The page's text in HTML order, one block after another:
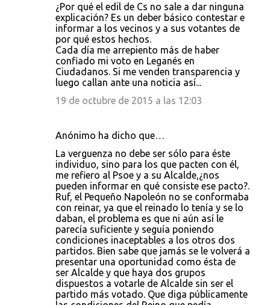
¿Por qué el edil de Cs no sale a dar ninguna
explicación? Es un deber básico contestar e
informar a los vecinos y a sus votantes de
por qué estos hechos.
Cada día me arrepiento más de haber
confiado mi voto en Leganés en
Ciudadanos. Si me venden transparencia y
luego callan ante una noticia así...
19 de octubre de 2015 a las 12:03
Anónimo ha dicho que…
La verguenza no debe ser sólo para éste
individuo, sino para los que pacten con él,
me refiero al Psoe y a su Alcalde,¿nos
pueden informar en qué consiste ese pacto?.
Ruf, el Pequeño Napoleón no se conformaba
con reinar, ya que el reinado lo tenía y se lo
daban, el problema es que ni aún así le
parecía suficiente y seguía poniendo
condiciones inaceptables a los otros dos
partidos. Bien sabe que jamás se le volverá a
presentar una oportunidad como ésta de
ser Alcalde y que haya dos grupos
dispuestos a votarle de Alcalde sin ser el
partido más votado. Que diga públicamente